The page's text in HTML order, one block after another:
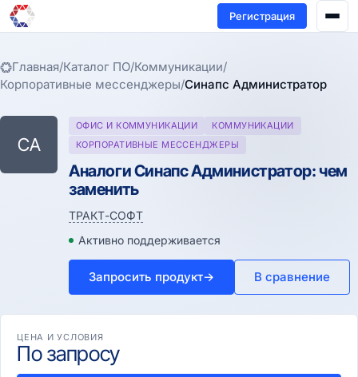
Регистрация
Главная/Каталог ПО/Коммуникации/
Корпоративные мессенджеры/Синапс Администратор
СА
ОФИС И КОММУНИКАЦИИ
КОММУНИКАЦИИ
КОРПОРАТИВНЫЕ МЕССЕНДЖЕРЫ
Аналоги Синапс Администратор: чем
заменить
ТРАКТ-СОФТ
Активно поддерживается
Запросить продукт→ В сравнение
ЦЕНА И УСЛОВИЯ
По запросу